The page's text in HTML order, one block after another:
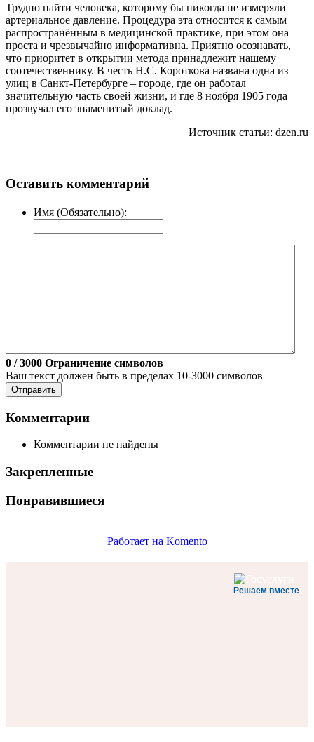
Трудно найти человека, которому бы никогда не измеряли
артериальное давление. Процедура эта относится к самым
распространённым в медицинской практике, при этом она
проста и чрезвычайно информативна. Приятно осознавать,
что приоритет в открытии метода принадлежит нашему
соотечественнику. В честь Н.С. Короткова названа одна из
улиц в Санкт-Петербурге – городе, где он работал
значительную часть своей жизни, и где 8 ноября 1905 года
прозвучал его знаменитый доклад.
Источник статьи: dzen.ru
Оставить комментарий
Имя (Обязательно):
0 / 3000 Ограничение символов
Ваш текст должен быть в пределах 10-3000 символов
Отправить
Комментарии
Комментарии не найдены
Закрепленные
Понравившиеся
Работает на Komento
Решаем вместе